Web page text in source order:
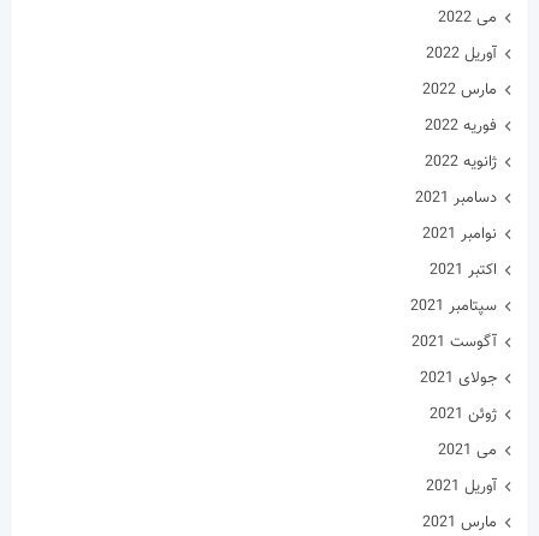
می 2022
آوریل 2022
مارس 2022
فوریه 2022
ژانویه 2022
دسامبر 2021
نوامبر 2021
اکتبر 2021
سپتامبر 2021
آگوست 2021
جولای 2021
ژوئن 2021
می 2021
آوریل 2021
مارس 2021